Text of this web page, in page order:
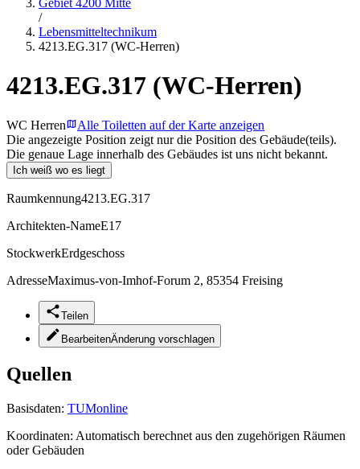
Gebiet 4200 Mitte
/
Lebensmitteltechnikum
4213.EG.317 (WC-Herren)
4213.EG.317 (WC-Herren)
WC Herren
Alle Toiletten auf der Karte anzeigen
Die angezeigte Position zeigt nur die Position des Gebäude(teils).
Die genaue Lage innerhalb des Gebäudes ist uns nicht bekannt.
Ich weiß wo es liegt
Raumkennung4213.EG.317
Architekten-NameE17
StockwerkErdgeschoss
AdresseMaximus-von-Imhof-Forum 2, 85354 Freising
Teilen
BearbeitenÄnderung vorschlagen
Quellen
Basisdaten: TUMonline
Koordinaten: Automatisch berechnet aus den zugehörigen Räumen
oder Gebäuden